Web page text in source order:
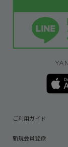
ご利用ガイド
新規会員登録